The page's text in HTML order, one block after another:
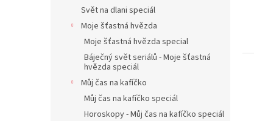
Svět na dlani speciál
Moje šťastná hvězda
Moje šťastná hvězda special
Báječný svět seriálů - Moje šťastná
hvězda speciál
Můj čas na kafíčko
Můj čas na kafíčko speciál
Horoskopy - Můj čas na kafíčko speciál